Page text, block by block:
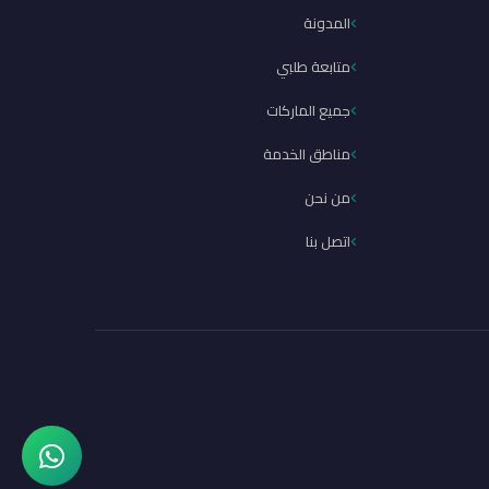
المدونة
متابعة طلبي
جميع الماركات
مناطق الخدمة
من نحن
اتصل بنا